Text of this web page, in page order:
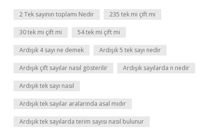
2 Tek sayının toplamı Nedir 235 tek mi çift mi
30 tek mi çift mi 54 tek mi çift mi
Ardışık 4 sayı ne demek Ardışık 5 tek sayı nedir
Ardışık çift sayılar nasıl gösterilir Ardışık sayılarda n nedir
Ardışık tek sayı nasıl
Ardışık tek sayılar aralarında asal mıdır
Ardışık tek sayılarda terim sayısı nasıl bulunur